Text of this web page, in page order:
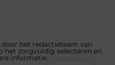
het redactieteam van
het zorgvuldig selecteren en
informatie.